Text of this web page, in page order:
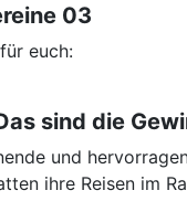
03
euch:
sind die
und
ihre Reisen im